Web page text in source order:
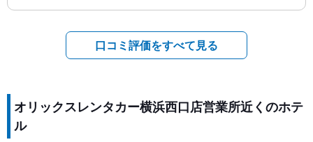
口コミ評価をすべて見る
オリックスレンタカー横浜西口店営業所近くのホテ
ル